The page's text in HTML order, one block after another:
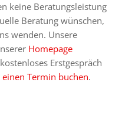
keine Beratungsleistung
Beratung wünschen,
wenden. Unsere
Homepage
Erstgespräch
einen Termin buchen.